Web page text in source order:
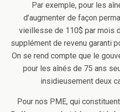
Par exemple, pour les
d’augmenter de façon
vieillesse de 110$ par mois
supplément de revenu garanti
On se rend compte que le
pour les aînés de 75 ans
insidieusement deux
Pour nos PME, qui